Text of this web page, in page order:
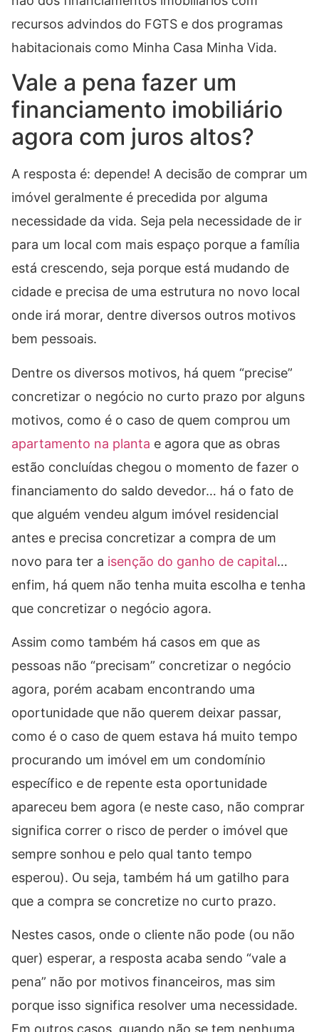
recursos advindos do FGTS e dos programas
habitacionais como Minha Casa Minha Vida.
Vale a pena fazer um
financiamento imobiliário
agora com juros altos?
A resposta é: depende! A decisão de comprar um
imóvel geralmente é precedida por alguma
necessidade da vida. Seja pela necessidade de ir
para um local com mais espaço porque a família
está crescendo, seja porque está mudando de
cidade e precisa de uma estrutura no novo local
onde irá morar, dentre diversos outros motivos
bem pessoais.
Dentre os diversos motivos, há quem “precise”
concretizar o negócio no curto prazo por alguns
motivos, como é o caso de quem comprou um
apartamento na planta e agora que as obras
estão concluídas chegou o momento de fazer o
financiamento do saldo devedor… há o fato de
que alguém vendeu algum imóvel residencial
antes e precisa concretizar a compra de um
novo para ter a isenção do ganho de capital…
enfim, há quem não tenha muita escolha e tenha
que concretizar o negócio agora.
Assim como também há casos em que as
pessoas não “precisam” concretizar o negócio
agora, porém acabam encontrando uma
oportunidade que não querem deixar passar,
como é o caso de quem estava há muito tempo
procurando um imóvel em um condomínio
específico e de repente esta oportunidade
apareceu bem agora (e neste caso, não comprar
significa correr o risco de perder o imóvel que
sempre sonhou e pelo qual tanto tempo
esperou). Ou seja, também há um gatilho para
que a compra se concretize no curto prazo.
Nestes casos, onde o cliente não pode (ou não
quer) esperar, a resposta acaba sendo “vale a
pena” não por motivos financeiros, mas sim
porque isso significa resolver uma necessidade.